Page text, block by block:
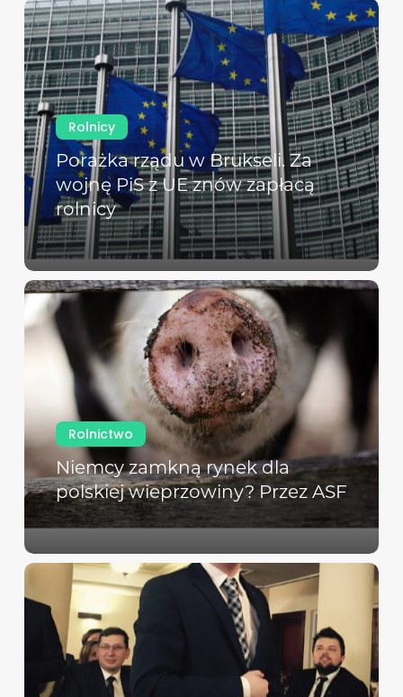
Rolnicy
Porażka rządu w Brukseli. Za
wojnę PiS z UE znów zapłacą
rolnicy
Rolnictwo
Niemcy zamkną rynek dla
polskiej wieprzowiny? Przez ASF